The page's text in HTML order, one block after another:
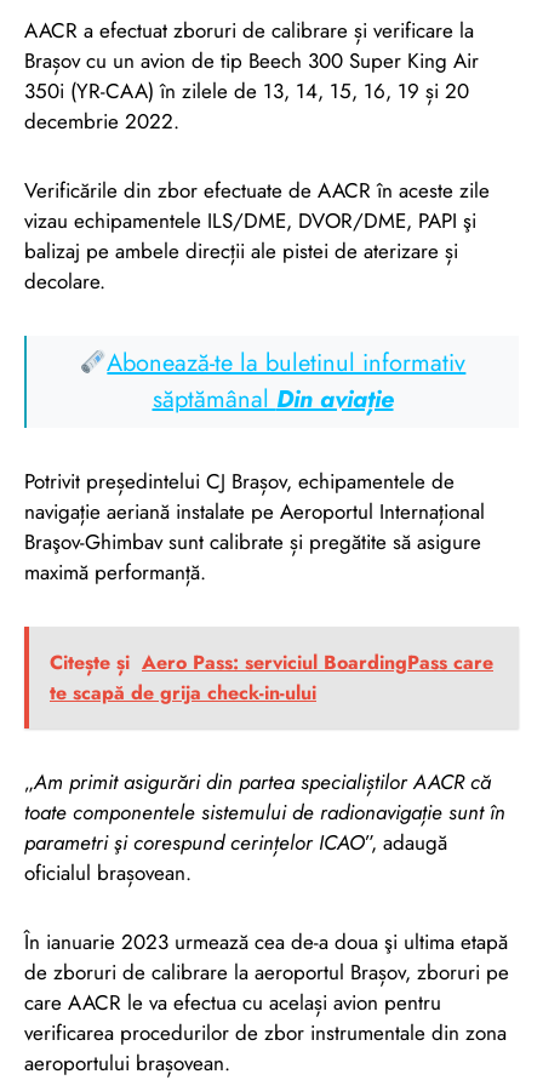
AACR a efectuat zboruri de calibrare și verificare la
Brașov cu un avion de tip Beech 300 Super King Air
350i (YR-CAA) în zilele de 13, 14, 15, 16, 19 și 20
decembrie 2022.
Verificările din zbor efectuate de AACR în aceste zile
vizau echipamentele ILS/DME, DVOR/DME, PAPI şi
balizaj pe ambele direcții ale pistei de aterizare și
decolare.
Abonează-te la buletinul informativ
săptămânalDin aviație
Potrivit președintelui CJ Brașov, echipamentele de
navigație aeriană instalate pe Aeroportul Internațional
Braşov-Ghimbav sunt calibrate și pregătite să asigure
maximă performanță.
Citește și Aero Pass: serviciul BoardingPass care
te scapă de grija check-in-ului
„Am primit asigurări din partea specialiștilor AACR că
toate componentele sistemului de radionavigație sunt în
parametri şi corespund cerințelor ICAO”, adaugă
oficialul brașovean.
În ianuarie 2023 urmează cea de-a doua şi ultima etapă
de zboruri de calibrare la aeroportul Brașov, zboruri pe
care AACR le va efectua cu același avion pentru
verificarea procedurilor de zbor instrumentale din zona
aeroportului brașovean.